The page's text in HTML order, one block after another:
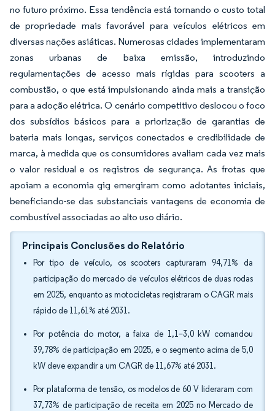
no futuro próximo. Essa tendência está tornando o custo total
de propriedade mais favorável para veículos elétricos em
diversas nações asiáticas. Numerosas cidades implementaram
zonas urbanas de baixa emissão, introduzindo
regulamentações de acesso mais rígidas para scooters a
combustão, o que está impulsionando ainda mais a transição
para a adoção elétrica. O cenário competitivo deslocou o foco
dos subsídios básicos para a priorização de garantias de
bateria mais longas, serviços conectados e credibilidade de
marca, à medida que os consumidores avaliam cada vez mais
o valor residual e os registros de segurança. As frotas que
apoiam a economia gig emergiram como adotantes iniciais,
beneficiando-se das substanciais vantagens de economia de
combustível associadas ao alto uso diário.
Principais Conclusões do Relatório
Por tipo de veículo, os scooters capturaram 94,71% da
participação do mercado de veículos elétricos de duas rodas
em 2025, enquanto as motocicletas registraram o CAGR mais
rápido de 11,61% até 2031.
Por potência do motor, a faixa de 1,1–3,0 kW comandou
39,78% de participação em 2025, e o segmento acima de 5,0
kW deve expandir a um CAGR de 11,67% até 2031.
Por plataforma de tensão, os modelos de 60 V lideraram com
37,73% de participação de receita em 2025 no Mercado de